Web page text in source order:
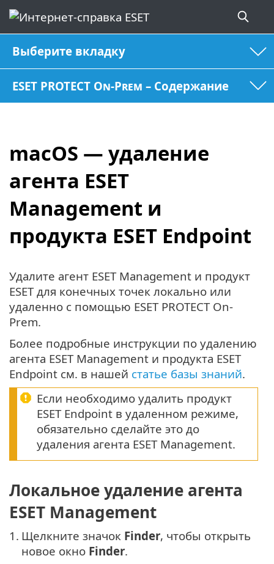
Выберите вкладку
ESET PROTECT On-Prem – Содержание
macOS — удаление
агента ESET
Management и
продукта ESET Endpoint
Удалите агент ESET Management и продукт
ESET для конечных точек локально или
удаленно с помощью ESET PROTECT On-
Prem.
Более подробные инструкции по удалению
агента ESET Management и продукта ESET
Endpoint см. в нашей статье базы знаний.
Если необходимо удалить продукт
ESET Endpoint в удаленном режиме,
обязательно сделайте это до
удаления агента ESET Management.
Локальное удаление агента
ESET Management
1. Щелкните значок Finder, чтобы открыть
новое окно Finder.